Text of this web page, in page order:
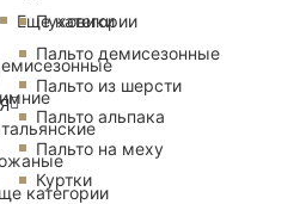
Еще категории
категории
Пуховики
Пальто демисезонные
Пальто из шерсти
Пальто альпака
Пальто на меху
Куртки